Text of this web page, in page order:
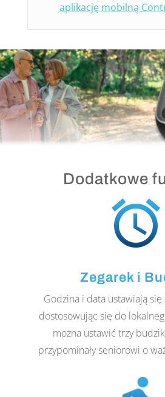
aplikację mobilną
Dodatkowe
Zegarek i
Godzina i data ustawiają
dostosowując się do
można ustawić trzy
przypominały seniorowi o